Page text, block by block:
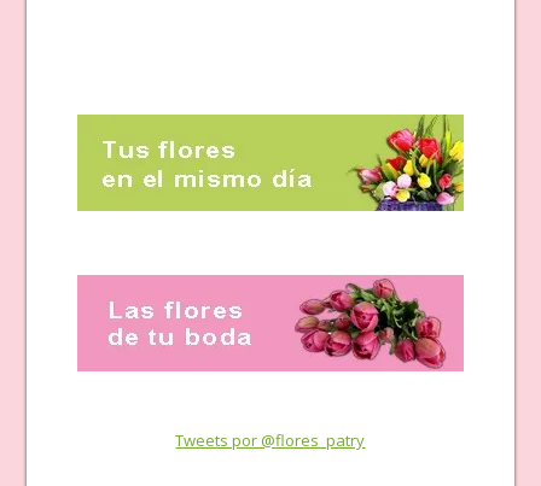
Tweets por @flores_patry